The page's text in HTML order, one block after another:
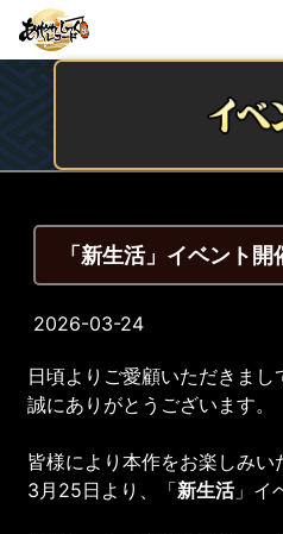
「新生活」イベント開
2026-03-24
日頃よりご愛顧いただきまし
誠にありがとうございます。
皆様により本作をお楽しみい
3月25日より、「新生活」イ